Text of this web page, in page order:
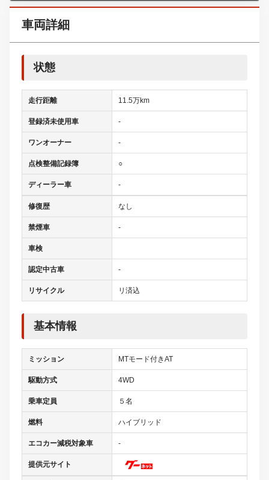
車両詳細
状態
走行距離 11.5万km
登録済未使用車 -
ワンオーナー -
点検整備記録簿 ○
ディーラー車 -
修復歴 なし
禁煙車 -
車検
認定中古車 -
リサイクル リ済込
基本情報
ミッション MTモード付きAT
駆動方式 4WD
乗車定員 ５名
燃料 ハイブリッド
エコカー減税対象車 -
提供元サイト